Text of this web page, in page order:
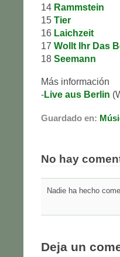
14 Rammstein
15 Tier
16 Laichzeit
17 Wollt Ihr Das
18 Seemann
Más información
-Live aus Berlin
Guardado en:
No hay
Nadie ha hecho
Deja un